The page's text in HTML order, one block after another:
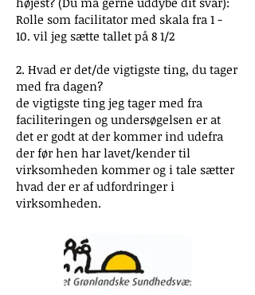
Rolle som facilitator med skala fra 1 -
10. vil jeg sætte tallet på 8 1/2
2. Hvad er det/de vigtigste ting, du tager
med fra dagen?
de vigtigste ting jeg tager med fra
faciliteringen og undersøgelsen er at
det er godt at der kommer ind udefra
der før hen har lavet/kender til
virksomheden kommer og i tale sætter
hvad der er af udfordringer i
virksomheden.